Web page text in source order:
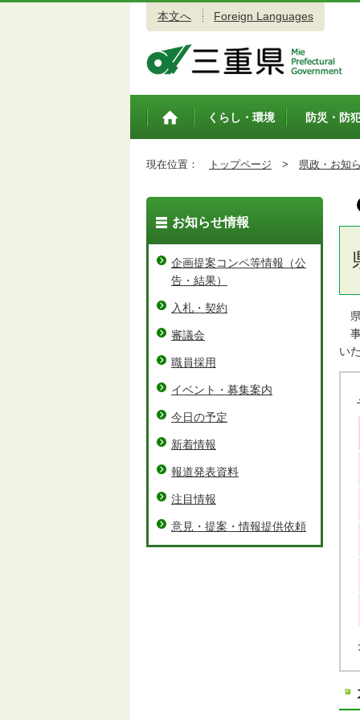
本文へ Foreign Languages
トップペ
くらし・環境 防災・防
現在位置： トップページ > 県政・お知
県
事
い
お知らせ情報
企画提案コンペ等情報（公
告・結果）
入札・契約
審議会
職員採用
イベント・募集案内
今日の予定
新着情報
報道発表資料
注目情報
意見・提案・情報提供依頼